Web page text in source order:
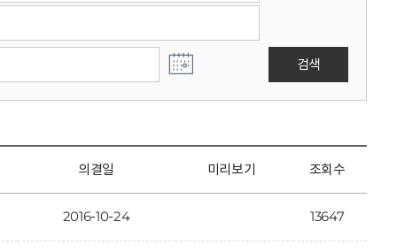
검색
의결일 미리보기 조회수
2016-10-24 13647